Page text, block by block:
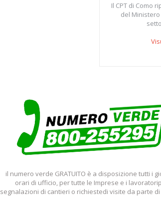
Il CPT di Como
del
il numero verde GRATUITO è a disposizione tutti i
orari di ufficio, per tutte le Imprese e i
segnalazioni di cantieri o richiestedi visite da parte di